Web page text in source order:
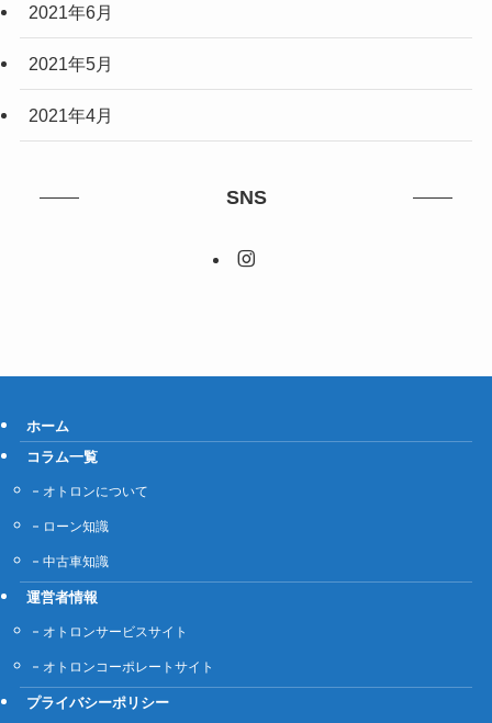
2021年6月
2021年5月
2021年4月
SNS
ホーム
コラム一覧
オトロンについて
ローン知識
中古車知識
運営者情報
オトロンサービスサイト
オトロンコーポレートサイト
プライバシーポリシー